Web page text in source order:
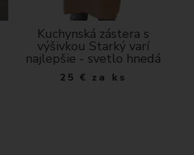
Kuchynská zástera s
výšivkou Starký varí
najlepšie - svetlo hnedá
25 € za ks